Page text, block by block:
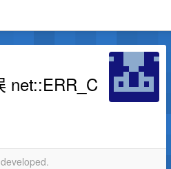
net::ERR_C